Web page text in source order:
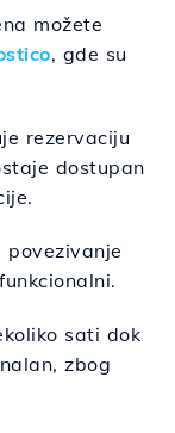
možete
, gde su
rezervaciju
dostupan
povezivanje
sati dok
zbog